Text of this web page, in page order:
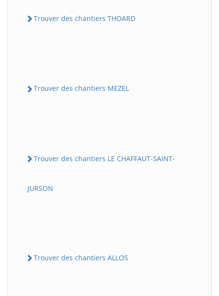
Trouver des chantiers THOARD
Trouver des chantiers MEZEL
Trouver des chantiers LE CHAFFAUT-SAINT-
JURSON
Trouver des chantiers ALLOS